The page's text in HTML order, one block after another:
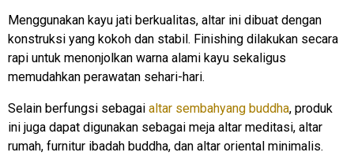
Menggunakan kayu jati berkualitas, altar ini dibuat dengan
konstruksi yang kokoh dan stabil. Finishing dilakukan secara
rapi untuk menonjolkan warna alami kayu sekaligus
memudahkan perawatan sehari-hari.
Selain berfungsi sebagai altar sembahyang buddha, produk
ini juga dapat digunakan sebagai meja altar meditasi, altar
rumah, furnitur ibadah buddha, dan altar oriental minimalis.